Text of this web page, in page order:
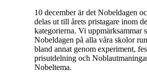
10 december är det Nobeldagen
delas ut till årets pristagare inom
kategorierna. Vi uppmärksammar
Nobeldagen på alla våra skolor
bland annat genom experiment,
prisutdelning och
Nobeltema.